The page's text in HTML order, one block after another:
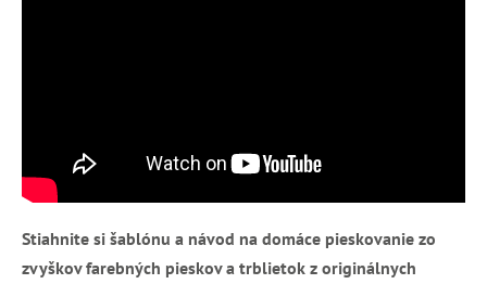
Stiahnite si šablónu a návod na domáce pieskovanie zo
zvyškov farebných pieskov a trblietok z originálnych